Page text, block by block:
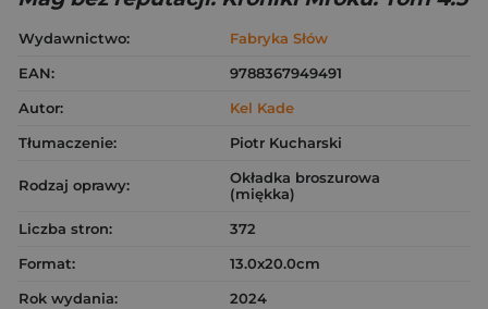
Wydawnictwo:
Fabryka Słów
EAN:
9788367949491
Autor:
Kel Kade
Tłumaczenie:
Piotr Kucharski
Rodzaj oprawy:
Okładka broszurowa
(miękka)
Liczba stron:
372
Format:
13.0x20.0cm
Rok wydania:
2024